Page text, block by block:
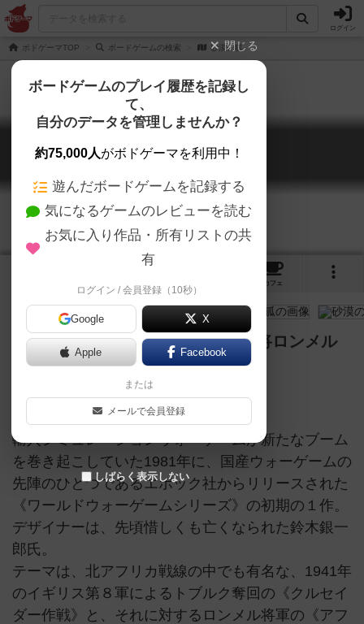
ログイン
ボドゲーマTOP ボードゲームの検索 砂漠の狐
砂漠の狐
Desert Fox
カフェ
熱い北アフリカ戦線で激突する知将ロンメル
vs猛将オーキンレックの激突！
第二次世界大戦時
輸入シミュレーションウォーゲームが新たなブーム
を巻き起こしていた1981年に、国産ウォーゲームの
先陣のひとつであるエポック社からリリースされた
《ワールドウォーゲームシリーズ》の初期の１作。
デザイナーは、先頃惜しくも亡くなられた鈴木銀一
郎氏。
テーマは、北アフリカ戦線の中でも有名な、1941年
のイギリス第８軍によるトブルク奪回の《クルセイ
ダー作戦》と、それに対するロンメル将軍の《アフ
閉じる
ボードゲームのプレイ履歴を記録し
て、
自分のデータを管理しませんか？
約75,000人がボドゲーマを利用中！
遊んだボードゲームを記録する
気になるゲームのレビューを読む
お気に入り作品・所有リストの共
有
ログイン / 会員登録（10秒）
Google X
Apple Facebook
または
メールで会員登録
しばらく表示しない